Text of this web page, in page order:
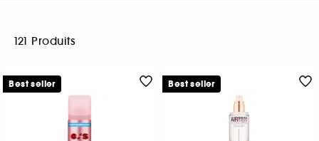
121 Produits
Best seller Best seller